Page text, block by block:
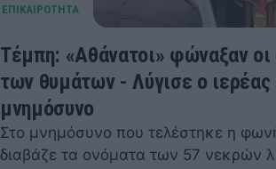
Τέμπη: «Αθάνατοι» φώναξαν οι
των θυμάτων - Λύγισε ο ιερέας
μνημόσυνο
Στο μνημόσυνο που τελέστηκε η
διαβάζε τα ονόματα των 57 νεκρών